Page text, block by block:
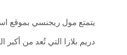
يتمتع مول ريجنسي بموقع